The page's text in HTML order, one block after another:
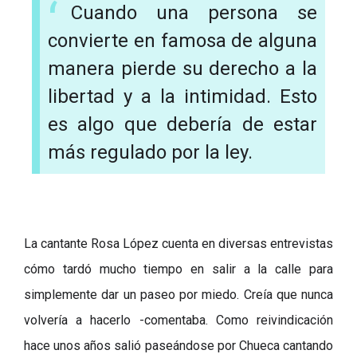
Cuando una persona se
convierte en famosa de alguna
manera pierde su derecho a la
libertad y a la intimidad. Esto
es algo que debería de estar
más regulado por la ley.
La cantante Rosa López cuenta en diversas entrevistas
cómo tardó mucho tiempo en salir a la calle para
simplemente dar un paseo por miedo. Creía que nunca
volvería a hacerlo -comentaba. Como reivindicación
hace unos años salió paseándose por Chueca cantando